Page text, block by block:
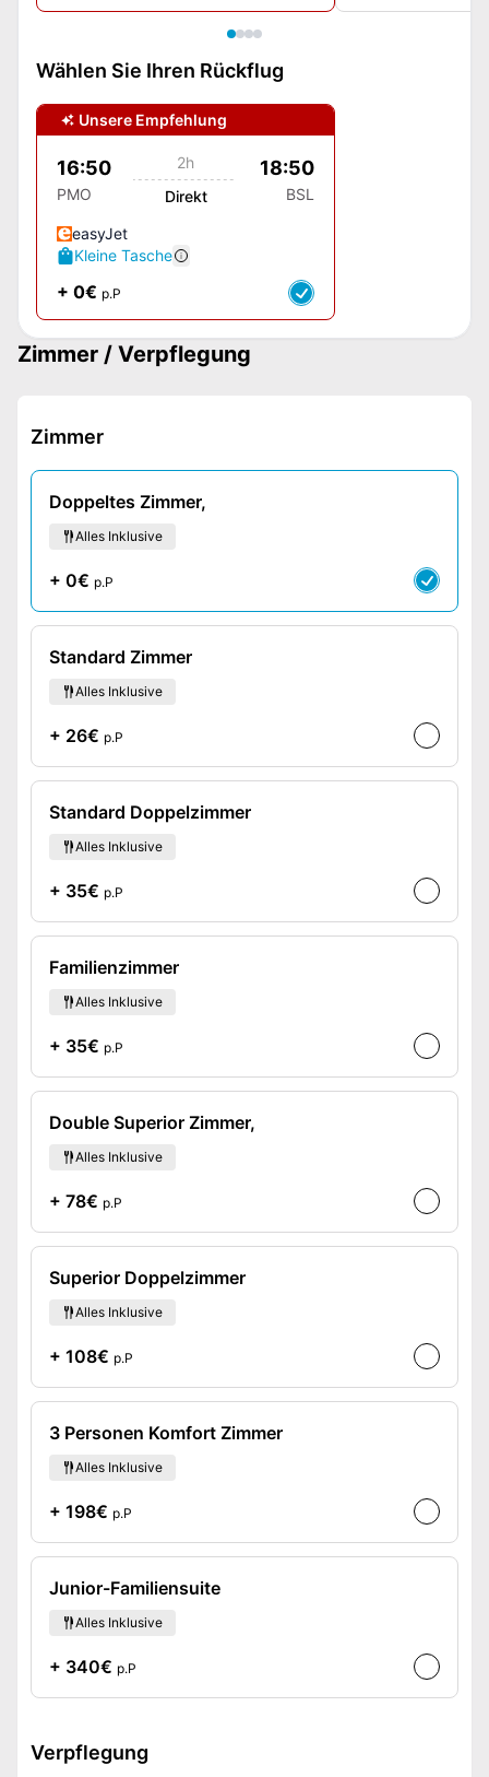
Wählen Sie Ihren Rückflug
Unsere Empfehlung
16:50
PMO
2h
Direkt
18:50
BSL
easyJet
Kleine Tasche
+ 0€ p.P
Zimmer / Verpflegung
Zimmer
Doppeltes Zimmer,
Alles Inklusive
+ 0€ p.P
Standard Zimmer
Alles Inklusive
+ 26€ p.P
Standard Doppelzimmer
Alles Inklusive
+ 35€ p.P
Familienzimmer
Alles Inklusive
+ 35€ p.P
Double Superior Zimmer,
Alles Inklusive
+ 78€ p.P
Superior Doppelzimmer
Alles Inklusive
+ 108€ p.P
3 Personen Komfort Zimmer
Alles Inklusive
+ 198€ p.P
Junior-Familiensuite
Alles Inklusive
+ 340€ p.P
Verpflegung